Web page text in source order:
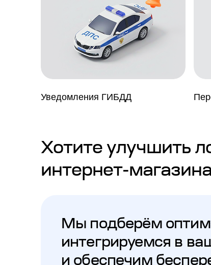
Уведомления ГИБДД
Хотите улучшить
интернет-
Мы подберём
интегрируемся в
и обеспечим